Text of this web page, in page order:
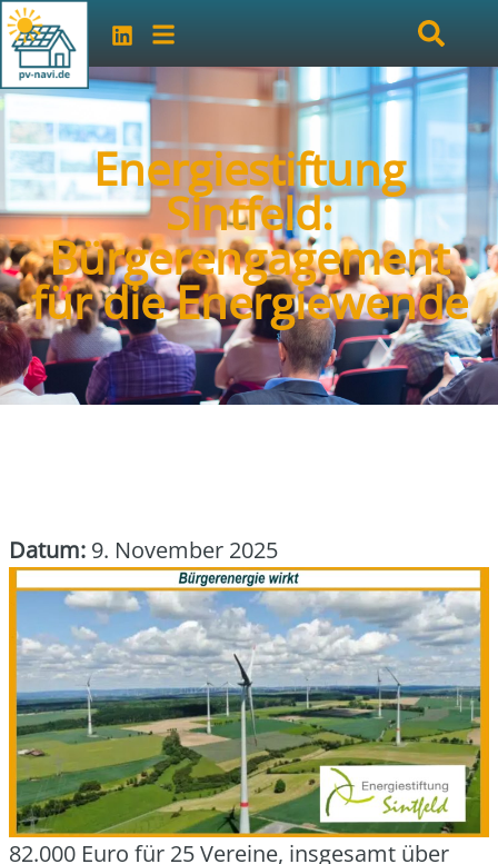
Energiestiftung
Sintfeld:
Bürgerengagement
für die Energiewende
Datum: 9. November 2025
82.000 Euro für 25 Ver­ei­ne, ins­ge­samt über